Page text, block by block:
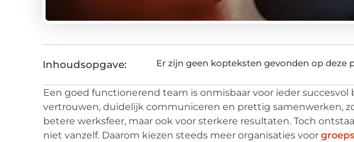
Inhoudsopgave: Er zijn geen kopteksten gevonden op deze
Een goed functionerend team is onmisbaar voor ieder succesvol
vertrouwen, duidelijk communiceren en prettig samenwerken,
betere werksfeer, maar ook voor sterkere resultaten. Toch
niet vanzelf. Daarom kiezen steeds meer organisaties voor